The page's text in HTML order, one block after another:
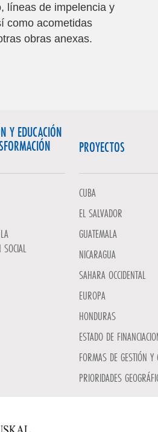
líneas de impelencia y
como acometidas
obras anexas.
Y EDUCACIÓN
PROYECTOS
CUBA
EL SALVADOR
GUATEMALA
NICARAGUA
SAHARA OCCIDENTAL
EUROPA
HONDURAS
ESTADO DE
FORMAS DE GESTIÓN Y
PRIORIDADES